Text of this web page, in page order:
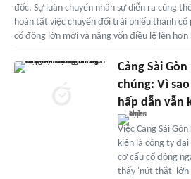
đốc. Sự luân chuyển nhân sự diễn ra cùng
hoàn tất việc chuyển đổi trái phiếu thành
cổ đông lớn mới và nâng vốn điều lệ lên hơn
Cảng Sài
chúng: Vì
hấp dẫn vẫn
Việc Cảng Sài
kiện là công ty
cơ cấu cổ đông
thấy 'nút thắt' lớn